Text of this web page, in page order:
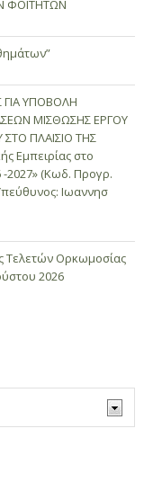
ΦΟΙΤΗΤΩΝ
ΥΠΟΒΟΛΗ
ΜΙΣΘΩΣΗΣ ΕΡΓΟΥ
ΣΤΟ ΠΛΑΙΣΙΟ ΤΗΣ
Εμπειρίας στο
-2027» (Κωδ. Προγρ.
Ιωαννησ
Τελετών Ορκωμοσίας
2026